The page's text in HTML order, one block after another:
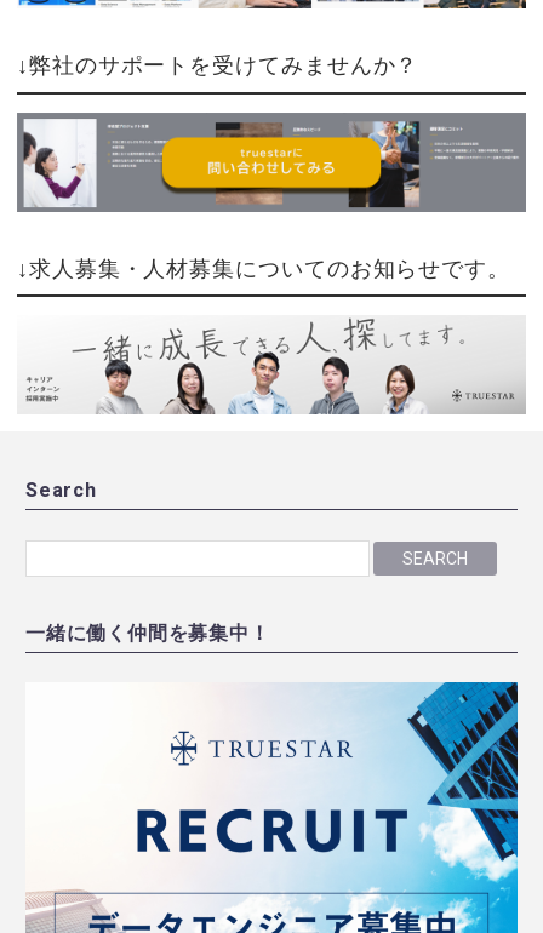
↓弊社のサポートを受けてみませんか？
↓求人募集・人材募集についてのお知らせです。
Search
SEARCH
一緒に働く仲間を募集中！